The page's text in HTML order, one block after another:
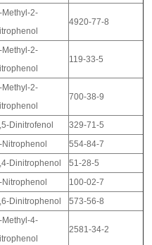
Methyl-2-
4920-77-8
Methyl-2-
119-33-5
Methyl-2-
700-38-9
Dinitrofenol
329-71-5
Nitrophenol
554-84-7
Dinitrophenol
51-28-5
Nitrophenol
100-02-7
Dinitrophenol 573-56-8
Methyl-4-
2581-34-2